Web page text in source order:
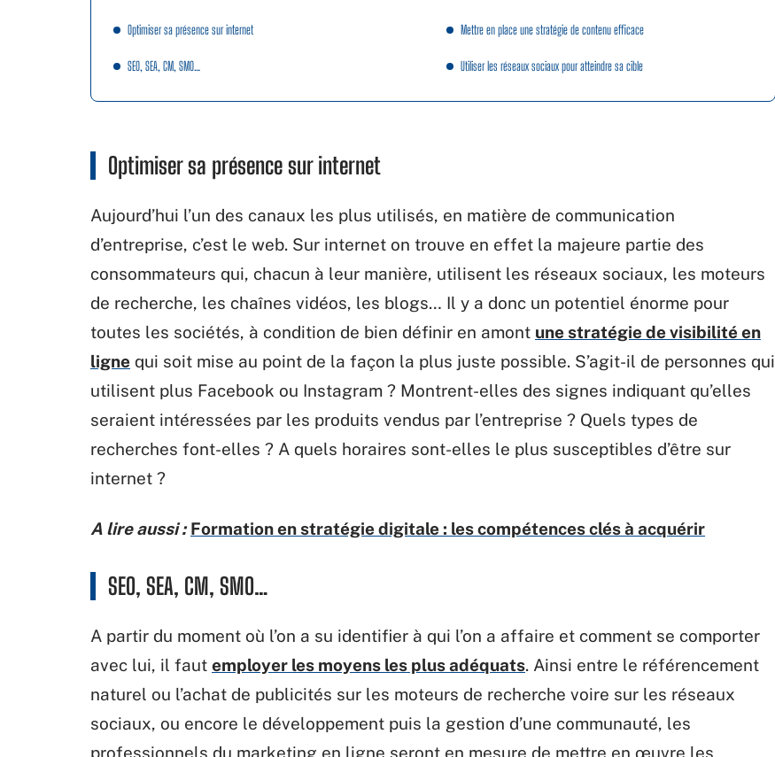
Optimiser sa présence sur internet
SEO, SEA, CM, SMO…
Mettre en place une stratégie de contenu efficace
Utiliser les réseaux sociaux pour atteindre sa cible
Optimiser sa présence sur internet
Aujourd’hui l’un des canaux les plus utilisés, en matière de communication
d’entreprise, c’est le web. Sur internet on trouve en effet la majeure partie des
consommateurs qui, chacun à leur manière, utilisent les réseaux sociaux, les moteurs
de recherche, les chaînes vidéos, les blogs… Il y a donc un potentiel énorme pour
toutes les sociétés, à condition de bien définir en amont une stratégie de visibilité en
ligne qui soit mise au point de la façon la plus juste possible. S’agit-il de personnes qui
utilisent plus Facebook ou Instagram ? Montrent-elles des signes indiquant qu’elles
seraient intéressées par les produits vendus par l’entreprise ? Quels types de
recherches font-elles ? A quels horaires sont-elles le plus susceptibles d’être sur
internet ?
A lire aussi : Formation en stratégie digitale : les compétences clés à acquérir
SEO, SEA, CM, SMO…
A partir du moment où l’on a su identifier à qui l’on a affaire et comment se comporter
avec lui, il faut employer les moyens les plus adéquats. Ainsi entre le référencement
naturel ou l’achat de publicités sur les moteurs de recherche voire sur les réseaux
sociaux, ou encore le développement puis la gestion d’une communauté, les
professionnels du marketing en ligne seront en mesure de mettre en œuvre les